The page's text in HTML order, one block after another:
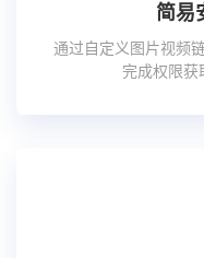
简易
通过自定义图片视频
完成权限获